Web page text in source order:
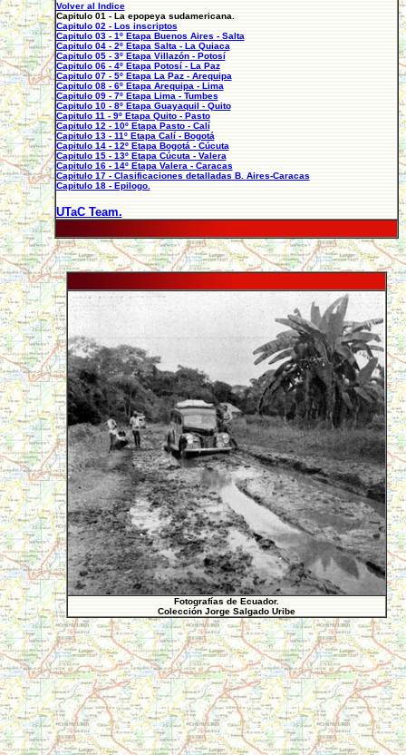
Volver al Indice
Capitulo 01 - La epopeya sudamericana.
Capitulo 02 - Los inscriptos
Capitulo 03 - 1º Etapa Buenos Aires - Salta
Capitulo 04 - 2º Etapa Salta - La Quiaca
Capitulo 05 - 3º Etapa Villazón - Potosí
Capitulo 06 - 4º Etapa Potosí - La Paz
Capitulo 07 - 5º Etapa La Paz - Arequipa
Capitulo 08 - 6º Etapa Arequipa - Lima
Capitulo 09 - 7º Etapa Lima - Tumbes
Capitulo 10 - 8º Etapa Guayaquil - Quito
Capitulo 11 - 9º Etapa Quito - Pasto
Capitulo 12 - 10º Etapa Pasto - Calí
Capitulo 13 - 11º Etapa Calí - Bogotá
Capitulo 14 - 12º Etapa Bogotá - Cúcuta
Capitulo 15 - 13º Etapa Cúcuta - Valera
Capitulo 16 - 14º Etapa Valera - Caracas
Capitulo 17 - Clasificaciones detalladas B. Aires-Caracas
Capitulo 18 - Epilogo.
UTaC Team.
Fotografías de Ecuador.
Colección Jorge Salgado Uribe